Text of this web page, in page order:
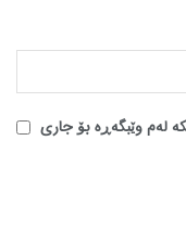
لەم وێبگەڕە بۆ جاری